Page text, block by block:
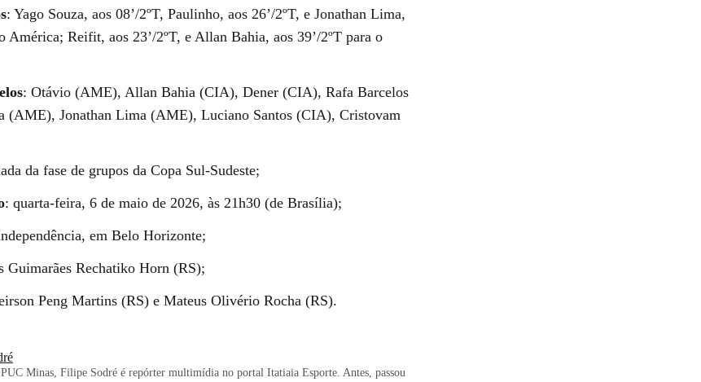
: Yago Souza, aos 08’/2ºT, Paulinho, aos 26’/2ºT, e Jonathan Lima,
América; Reifit, aos 23’/2ºT, e Allan Bahia, aos 39’/2ºT para o
: Otávio (AME), Allan Bahia (CIA), Dener (CIA), Rafa Barcelos
(AME), Jonathan Lima (AME), Luciano Santos (CIA), Cristovam
da fase de grupos da Copa Sul-Sudeste;
: quarta-feira, 6 de maio de 2026, às 21h30 (de Brasília);
em Belo Horizonte;
Guimarães Rechatiko Horn (RS);
Peng Martins (RS) e Mateus Olivério Rocha (RS).
Minas, Filipe Sodré é repórter multimídia no portal Itatiaia Esporte. Antes, passou